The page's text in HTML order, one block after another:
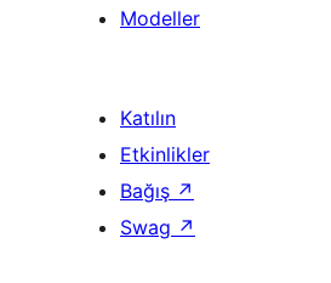
Modeller
Katılın
Etkinlikler
Bağış ↗
Swag ↗